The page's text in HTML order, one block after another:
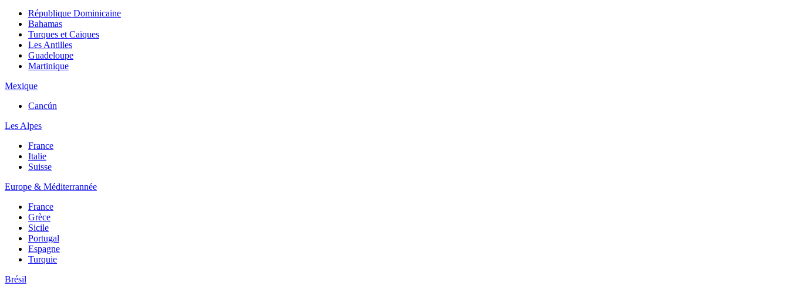
République Dominicaine
Bahamas
Turques et Caïques
Les Antilles
Guadeloupe
Martinique
Mexique
Cancún
Les Alpes
France
Italie
Suisse
Europe & Méditerrannée
France
Grèce
Sicile
Portugal
Espagne
Turquie
Brésil